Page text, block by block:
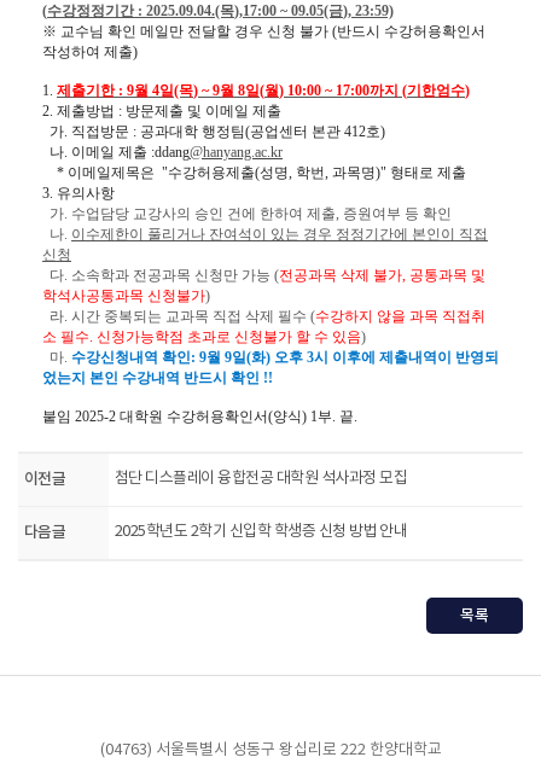
(수강정정기간: 2025.09.04.(목),17:00 ~ 09.05(금), 23:59)
※ 교수님 확인 메일만 전달할 경우 신청 불가 (반드시 수강허용확인서
작성하여 제출)
1. 제출기한 : 9월 4일(목) ~ 9월 8일(월) 10:00 ~ 17:00까지 (기한엄수)
2. 제출방법 : 방문제출 및 이메일 제출
가. 직접방문 : 공과대학 행정팀(공업센터 본관 412호)
나. 이메일 제출 :ddang@hanyang.ac.kr
* 이메일제목은 "수강허용제출(성명, 학번, 과목명)" 형태로 제출
3. 유의사항
가. 수업담당 교강사의 승인 건에 한하여 제출, 증원여부 등 확인
나. 이수제한이 풀리거나 잔여석이 있는 경우 정정기간에 본인이 직접
신청
다. 소속학과 전공과목 신청만 가능 (전공과목 삭제 불가, 공통과목 및
학석사공통과목 신청불가)
라. 시간 중복되는 교과목 직접 삭제 필수 (수강하지 않을 과목 직접취
소 필수. 신청가능학점 초과로 신청불가 할 수 있음)
마. 수강신청내역 확인: 9월 9일(화) 오후 3시 이후에 제출내역이 반영되
었는지 본인 수강내역 반드시 확인 !!
붙임 2025-2 대학원 수강허용확인서(양식) 1부. 끝.
이전글 첨단 디스플레이 융합전공 대학원 석사과정 모집
다음글 2025학년도 2학기 신입학 학생증 신청 방법 안내
목록
(04763) 서울특별시 성동구 왕십리로 222 한양대학교